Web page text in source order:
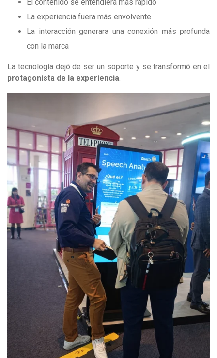
El contenido se entendiera más rápido
La experiencia fuera más envolvente
La interacción generara una conexión más profunda
con la marca
La tecnología dejó de ser un soporte y se transformó en el
protagonista de la experiencia.